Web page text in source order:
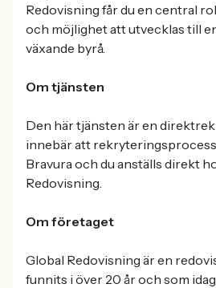
Redovisning får du en central
och möjlighet att utvecklas till
växande byrå.
Om tjänsten
Den här tjänsten är en
innebär att
Bravura och du anställs direkt
Redovisning.
Om företaget
Global Redovisning är en
funnits i över 20 år och som